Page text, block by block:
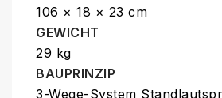
106 × 18 × 23 cm
GEWICHT
29 kg
BAUPRINZIP
3-Wege-System